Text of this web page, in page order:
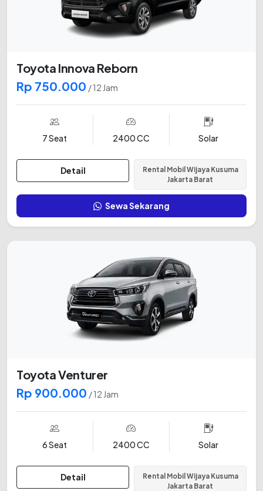
Toyota Innova Reborn
Rp 750.000 / 12 Jam
7 Seat 2400 CC Solar
Detail
Rental Mobil Wijaya Kusuma
Jakarta Barat
Sewa Sekarang
Toyota Venturer
Rp 900.000 / 12 Jam
6 Seat 2400 CC Solar
Detail
Rental Mobil Wijaya Kusuma
Jakarta Barat